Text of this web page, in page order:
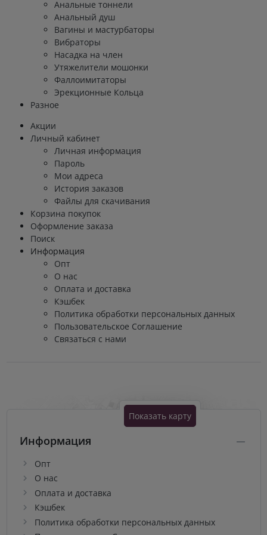
Анальные тоннели
Анальный душ
Вагины и мастурбаторы
Вибраторы
Насадка на член
Утяжелители мошонки
Фаллоимитаторы
Эрекционные Кольца
Разное
Акции
Личный кабинет
Личная информация
Пароль
Мои адреса
История заказов
Файлы для скачивания
Корзина покупок
Оформление заказа
Поиск
Информация
Опт
О нас
Оплата и доставка
Кэшбек
Политика обработки персональных данных
Пользовательское Соглашение
Связаться с нами
Показать карту
Информация
Опт
О нас
Оплата и доставка
Кэшбек
Политика обработки персональных данных